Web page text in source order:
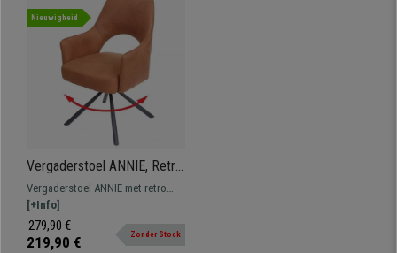
Nieuwigheid
Vergaderstoel ANNIE, Retro
Design, Draaibaar met
Zwarte Poten, Bruin Vintage
Leder
Vergaderstoel ANNIE met retro
design, ideaal om een klassieke
sfeer in uw eetkamer te creëren.
[+Info]
279,90 €
219,90 € Zonder Stock